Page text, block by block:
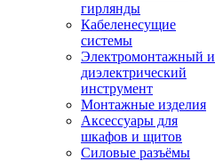
гирлянды
Кабеленесущие
системы
Электромонтажный и
диэлектрический
инструмент
Монтажные изделия
Аксессуары для
шкафов и щитов
Силовые разъёмы